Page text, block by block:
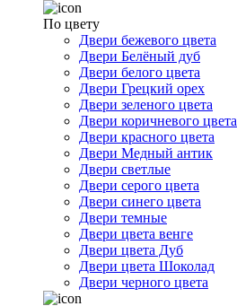
По цвету
Двери бежевого цвета
Двери Белёный дуб
Двери белого цвета
Двери Грецкий орех
Двери зеленого цвета
Двери коричневого цвета
Двери красного цвета
Двери Медный антик
Двери светлые
Двери серого цвета
Двери синего цвета
Двери темные
Двери цвета венге
Двери цвета Дуб
Двери цвета Шоколад
Двери черного цвета